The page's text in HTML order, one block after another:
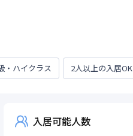
・ハイクラス 2人以上の入居OK
入居可能人数